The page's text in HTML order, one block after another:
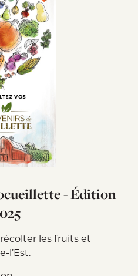
- Édition
les fruits et
l’Est.